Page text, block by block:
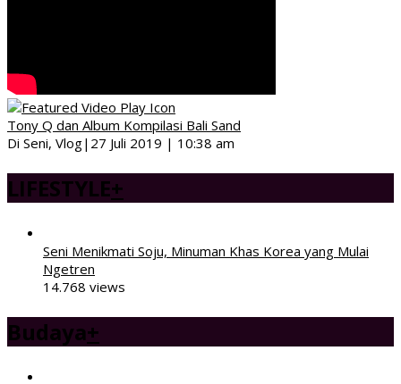
Tony Q dan Album Kompilasi Bali Sand
Di Seni, Vlog| 27 Juli 2019 | 10:38 am
LIFESTYLE+
Seni Menikmati Soju, Minuman Khas Korea yang Mulai
Ngetren
14.768 views
Budaya+